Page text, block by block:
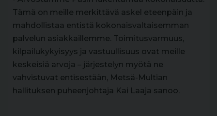
Tämä on meille merkittävä askel eteenpäin ja
mahdollistaa entistä kokonaisvaltaisemman
palvelun asiakkaillemme. Toimitusvarmuus,
kilpailukykyisyys ja vastuullisuus ovat meille
keskeisiä arvoja – järjestelyn myötä ne
vahvistuvat entisestään, Metsä-Multian
hallituksen puheenjohtaja Kai Laaja sanoo.